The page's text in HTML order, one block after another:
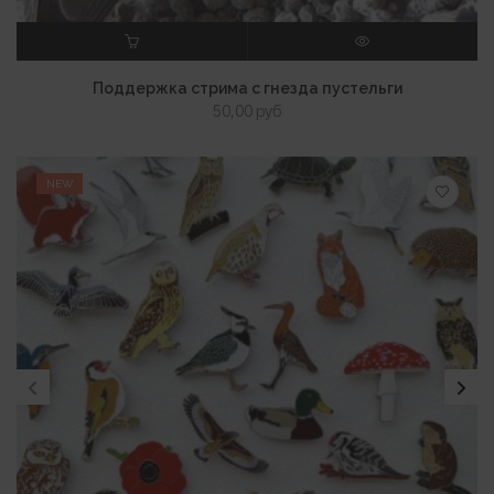
В КОРЗИНУ
Поддержка стрима с гнезда пустельги
50,00 руб
NEW